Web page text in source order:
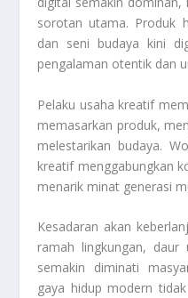
sorotan utama. Produk
dan seni budaya kini
pengalaman otentik dan
Pelaku usaha kreatif
memasarkan produk,
melestarikan budaya.
kreatif menggabungkan
menarik minat generasi
Kesadaran akan
ramah lingkungan, daur
semakin diminati
gaya hidup modern